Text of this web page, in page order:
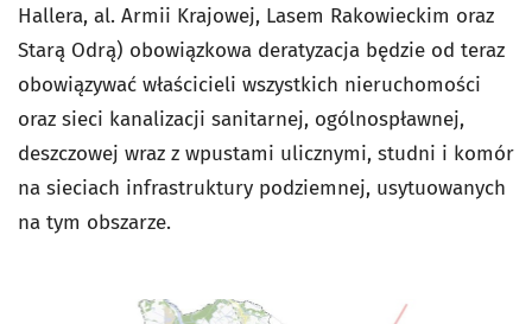
Hallera, al. Armii Krajowej, Lasem Rakowieckim oraz
Starą Odrą) obowiązkowa deratyzacja będzie od teraz
obowiązywać właścicieli wszystkich nieruchomości
oraz sieci kanalizacji sanitarnej, ogólnospławnej,
deszczowej wraz z wpustami ulicznymi, studni i komór
na sieciach infrastruktury podziemnej, usytuowanych
na tym obszarze.